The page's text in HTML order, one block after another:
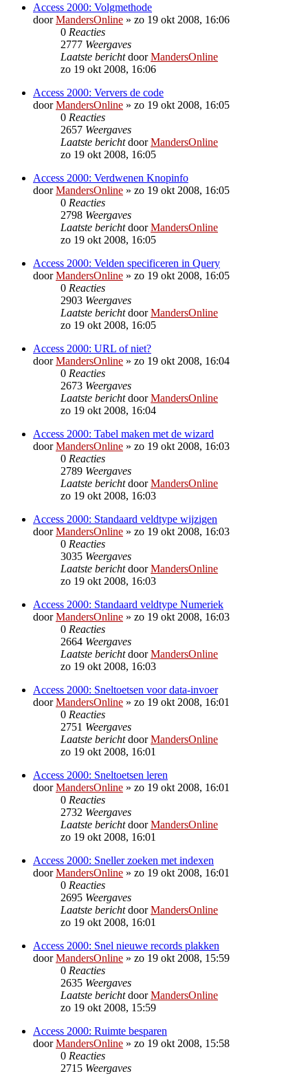
Access 2000: Volgmethode
doorMandersOnline » zo 19 okt 2008, 16:06
0 Reacties
2777 Weergaves
Laatste berichtdoorMandersOnline
zo 19 okt 2008, 16:06
Access 2000: Ververs de code
doorMandersOnline » zo 19 okt 2008, 16:05
0 Reacties
2657 Weergaves
Laatste berichtdoorMandersOnline
zo 19 okt 2008, 16:05
Access 2000: Verdwenen Knopinfo
doorMandersOnline » zo 19 okt 2008, 16:05
0 Reacties
2798 Weergaves
Laatste berichtdoorMandersOnline
zo 19 okt 2008, 16:05
Access 2000: Velden specificeren in Query
doorMandersOnline » zo 19 okt 2008, 16:05
0 Reacties
2903 Weergaves
Laatste berichtdoorMandersOnline
zo 19 okt 2008, 16:05
Access 2000: URL of niet?
doorMandersOnline » zo 19 okt 2008, 16:04
0 Reacties
2673 Weergaves
Laatste berichtdoorMandersOnline
zo 19 okt 2008, 16:04
Access 2000: Tabel maken met de wizard
doorMandersOnline » zo 19 okt 2008, 16:03
0 Reacties
2789 Weergaves
Laatste berichtdoorMandersOnline
zo 19 okt 2008, 16:03
Access 2000: Standaard veldtype wijzigen
doorMandersOnline » zo 19 okt 2008, 16:03
0 Reacties
3035 Weergaves
Laatste berichtdoorMandersOnline
zo 19 okt 2008, 16:03
Access 2000: Standaard veldtype Numeriek
doorMandersOnline » zo 19 okt 2008, 16:03
0 Reacties
2664 Weergaves
Laatste berichtdoorMandersOnline
zo 19 okt 2008, 16:03
Access 2000: Sneltoetsen voor data-invoer
doorMandersOnline » zo 19 okt 2008, 16:01
0 Reacties
2751 Weergaves
Laatste berichtdoorMandersOnline
zo 19 okt 2008, 16:01
Access 2000: Sneltoetsen leren
doorMandersOnline » zo 19 okt 2008, 16:01
0 Reacties
2732 Weergaves
Laatste berichtdoorMandersOnline
zo 19 okt 2008, 16:01
Access 2000: Sneller zoeken met indexen
doorMandersOnline » zo 19 okt 2008, 16:01
0 Reacties
2695 Weergaves
Laatste berichtdoorMandersOnline
zo 19 okt 2008, 16:01
Access 2000: Snel nieuwe records plakken
doorMandersOnline » zo 19 okt 2008, 15:59
0 Reacties
2635 Weergaves
Laatste berichtdoorMandersOnline
zo 19 okt 2008, 15:59
Access 2000: Ruimte besparen
doorMandersOnline » zo 19 okt 2008, 15:58
0 Reacties
2715 Weergaves